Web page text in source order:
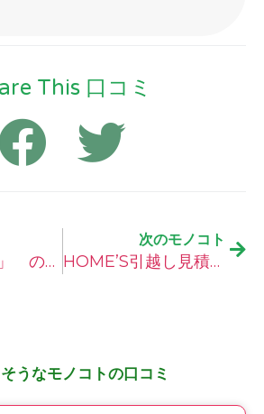
This 口コミ
「日本の名水」 の口コミ
次のモノコト
HOME’S引越し見積もりの口コミ
うなモノコトの口コミ